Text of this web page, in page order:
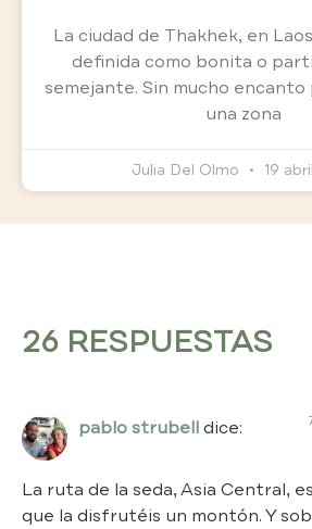
La ciudad de Thakhek, en
definida como bonita o
semejante. Sin mucho
una zona
Julia Del Olmo 19
26 RESPUESTAS
pablo strubelldice:
La ruta de la seda, Asia Central,
que la disfrutéis un montón. Y